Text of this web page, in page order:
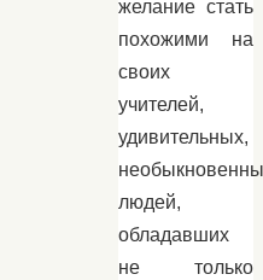
желание стать
похожими на
своих
учителей,
удивительных,
людей,
обладавших
не только